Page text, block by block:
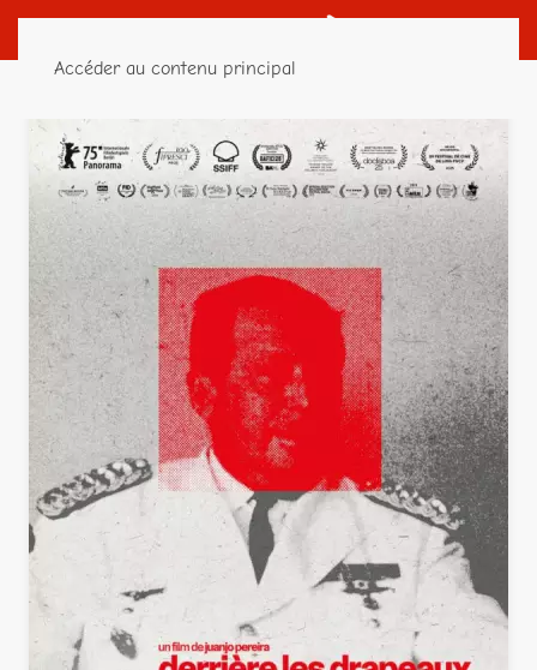
Accéder au contenu principal